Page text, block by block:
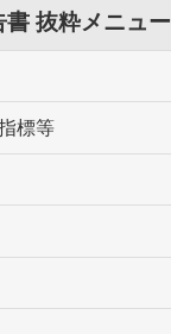
抜粋メニュー
標等